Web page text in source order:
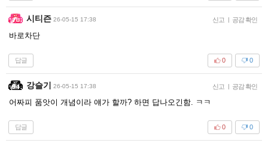
시티즌 26-05-15 17:38 신고 | 공감 확인
바로차단
답글 0
0
강슬기 26-05-15 17:38 신고 | 공감 확인
어짜피 품앗이 개념이라 얘가 할까? 하면 답나오긴함. ㅋㅋ
답글 0
0